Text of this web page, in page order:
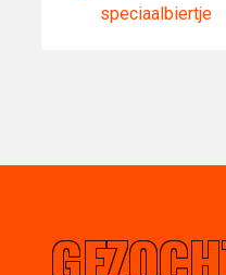
speciaalbiertje